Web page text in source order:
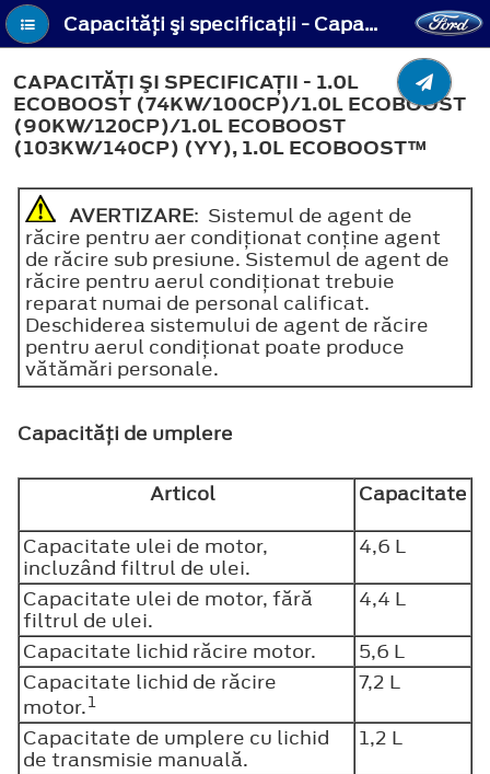
Capacităţi şi specificaţii - Capacităţi şi specificaţii - 1.0L EcoBoost (74kW/100CP)/1.0L EcoBoost (90kW/120CP)/1.0L EcoBoost (103kW/140CP) (YY), 1.0L EcoBoost™
CAPACITĂŢI ŞI SPECIFICAŢII - 1.0L
ECOBOOST (74KW/100CP)/1.0L ECOBOOST
(90KW/120CP)/1.0L ECOBOOST
(103KW/140CP) (YY), 1.0L ECOBOOST™
AVERTIZARE: Sistemul de agent de
răcire pentru aer condiţionat conţine agent
de răcire sub presiune. Sistemul de agent de
răcire pentru aerul condiţionat trebuie
reparat numai de personal calificat.
Deschiderea sistemului de agent de răcire
pentru aerul condiţionat poate produce
vătămări personale.
Capacităţi de umplere
Articol
Capacitate
Capacitate ulei de motor,
incluzând filtrul de ulei.
4,6 L
Capacitate ulei de motor, fără
filtrul de ulei.
4,4 L
Capacitate lichid răcire motor.
5,6 L
Capacitate lichid de răcire
motor.1
7,2 L
Capacitate de umplere cu lichid
de transmisie manuală.
1,2 L